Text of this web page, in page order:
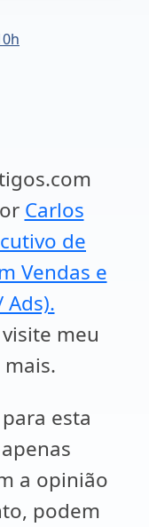
Carlos
de
Vendas e
Ads).
meu
esta
a opinião
podem